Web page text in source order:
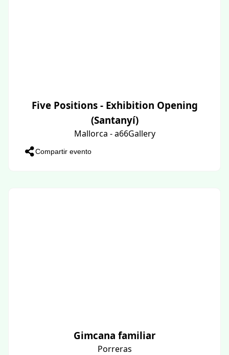
Five Positions - Exhibition Opening
(Santanyí)
Mallorca - a66Gallery
Compartir evento
Gimcana familiar
Porreras